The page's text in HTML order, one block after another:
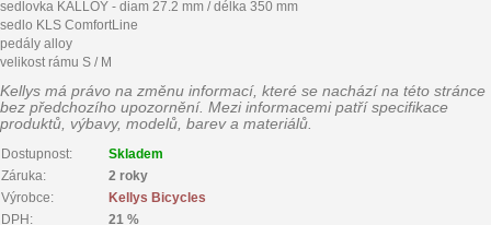
sedlovka KALLOY - diam 27.2 mm / délka 350 mm
sedlo KLS ComfortLine
pedály alloy
velikost rámu S / M
Kellys má právo na změnu informací, které se nachází na této stránce
bez předchozího upozornění. Mezi informacemi patří specifikace
produktů, výbavy, modelů, barev a materiálů.
Dostupnost:
Skladem
Záruka:
2 roky
Výrobce:
Kellys Bicycles
DPH:
21 %